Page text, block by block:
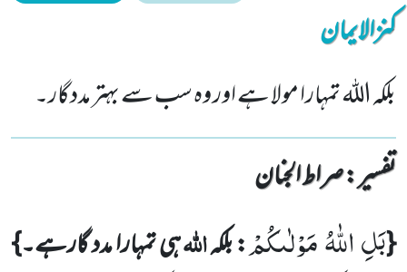
کنزالایمان
بلکہ اللہ تمہارا مولا ہے اور وہ سب سے بہتر مددگار۔
تفسیر : ‎صراط الجنان
{بَلِ اللّٰهُ مَوْلٰىكُمْ: بلکہاللہہی تمہارا مدد گارہے۔}